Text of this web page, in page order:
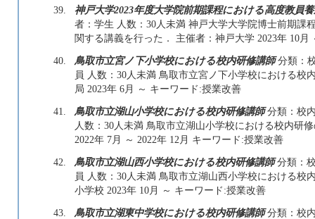
39.
神戸大学2023年度大学院前期課程における高度教員
者：学生 人数：30人未満 神戸大学大学院博士前期課
関する講義を行った． 主催者：神戸大学 2023年 10月
40.
鳥取市立宮ノ下小学校における校内研修講師分類：
員 人数：30人未満 鳥取市立宮ノ下小学校における校
局 2023年 6月 ～ キーワード:授業改善
41.
鳥取市立湖山小学校における校内研修講師分類：校
人数：30人未満 鳥取市立湖山小学校における校内研
2022年 7月 ～ 2022年 12月 キーワード:授業改善
42.
鳥取市立湖山西小学校における校内研修講師分類：
員 人数：30人未満 鳥取市立湖山西小学校における校
小学校 2023年 10月 ～ キーワード:授業改善
43.
鳥取市立湖東中学校における校内研修講師分類：校